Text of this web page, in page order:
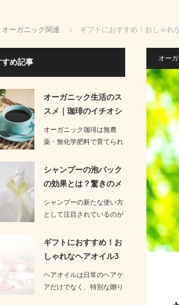
オーガニック関連 ギフトにおすすめ！おしゃれ
オー
すめ記事
オーガニック生活のス
スメ｜珈琲のイチオシ
商品3選の…
オーガニック珈琲は無農
薬・無化学肥料で育てられ
面だけでな…
シャンプーの泡パック
の効果とは？驚きのメ
リットを紹…
シャンプーの新たな使い方
として注目されているのが
たシ…
ギフトにおすすめ！お
しゃれなヘアオイル3
つを厳選紹…
ヘアオイルは日常のヘアケ
アだけでなく、特別な贈り